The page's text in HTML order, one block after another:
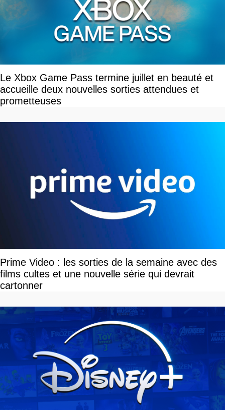
Le Xbox Game Pass termine juillet en beauté et
accueille deux nouvelles sorties attendues et
prometteuses
Prime Video : les sorties de la semaine avec des
films cultes et une nouvelle série qui devrait
cartonner